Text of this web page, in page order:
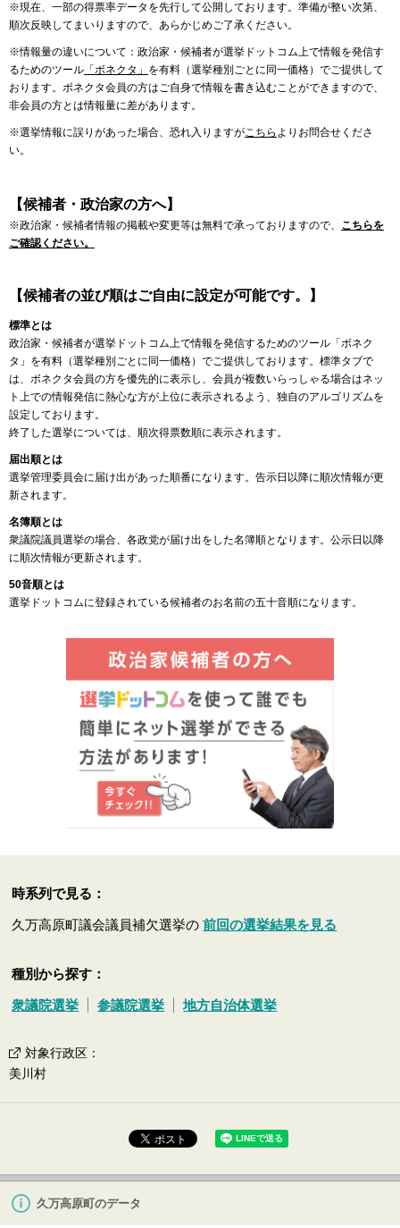
※現在、一部の得票率データを先行して公開しております。準備が整い次第、
順次反映してまいりますので、あらかじめご了承ください。
※情報量の違いについて：政治家・候補者が選挙ドットコム上で情報を発信す
るためのツール 「ボネクタ」 を有料（選挙種別ごとに同一価格）でご提供して
おります。ボネクタ会員の方はご自身で情報を書き込むことができますので、
非会員の方とは情報量に差があります。
※選挙情報に誤りがあった場合、恐れ入りますがこちら よりお問合せくださ
い。
【候補者・政治家の方へ】
※政治家・候補者情報の掲載や変更等は無料で承っておりますので、 こちらを
ご確認ください。
【候補者の並び順はご自由に設定が可能です。】
標準とは
政治家・候補者が選挙ドットコム上で情報を発信するためのツール「ボネク
タ」を有料（選挙種別ごとに同一価格）でご提供しております。標準タブで
は、ボネクタ会員の方を優先的に表示し、会員が複数いらっしゃる場合はネッ
ト上での情報発信に熱心な方が上位に表示されるよう、独自のアルゴリズムを
設定しております。
終了した選挙については、順次得票数順に表示されます。
届出順とは
選挙管理委員会に届け出があった順番になります。告示日以降に順次情報が更
新されます。
名簿順とは
衆議院議員選挙の場合、各政党が届け出をした名簿順となります。公示日以降
に順次情報が更新されます。
50音順とは
選挙ドットコムに登録されている候補者のお名前の五十音順になります。
時系列で見る：
久万高原町議会議員補欠選挙の前回の選挙結果を見る
種別から探す：
衆議院選挙 参議院選挙 地方自治体選挙
対象行政区 ：
美川村
久万高原町のデータ